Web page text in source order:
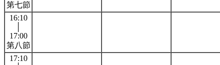
第七節
16:10
17:00
第八節
17:10